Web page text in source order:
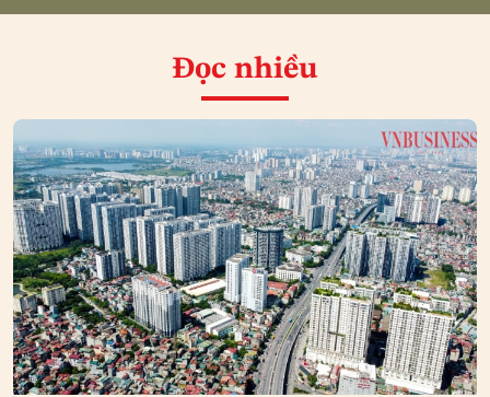
Đọc nhiều